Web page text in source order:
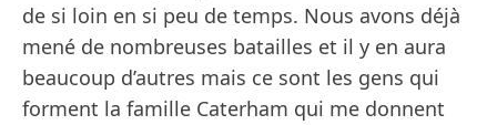
de si loin en si peu de temps. Nous avons déjà
mené de nombreuses batailles et il y en aura
beaucoup d’autres mais ce sont les gens qui
forment la famille Caterham qui me donnent